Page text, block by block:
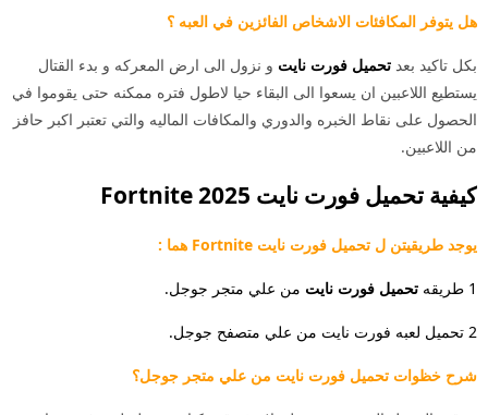
هل يتوفر المكافئات الاشخاص الفائزين في العبه ؟
بكل تاكيد بعد تحميل فورت نايت و نزول الى ارض المعركه و بدء القتال
يستطيع اللاعبين ان يسعوا الى البقاء حيا لاطول فتره ممكنه حتى يقوموا في
الحصول على نقاط الخبره والدوري والمكافات الماليه والتي تعتبر اكبر حافز
من اللاعبين.
كيفية تحميل فورت نايت 2025 Fortnite
يوجد طريقيتن ل تحميل فورت نايت Fortnite هما :
1 طريقه تحميل فورت نايت من علي متجر جوجل.
2 تحميل لعبه فورت نايت من علي متصفح جوجل.
شرح خظوات تحميل فورت نايت من علي متجر جوجل؟